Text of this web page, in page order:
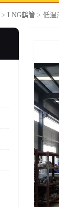
> LNG鹤管 > 低温